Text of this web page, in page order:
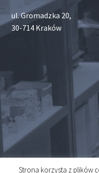
ul. Gromadzka 20,
30-714 Kraków
Strona korzysta z plików